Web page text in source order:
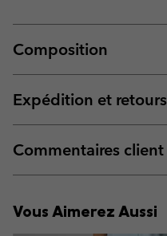
Composition
Expédition et retours
Commentaires client
Vous Aimerez Aussi